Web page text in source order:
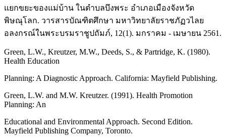
แยกขยะของแม่บ้าน ในตำบลบึงพระ อำเภอเมืองจังหวัด
พิษณุโลก. วารสารบัณฑิตศึกษา มหาวิทยาลัยราชภัฏวไลย
อลงกรณ์ในพระบรมราชูปถัมภ์, 12(1). มกราคม - เมษายน 2561.
Green, L.W., Kreutzer, M.W., Deeds, S., & Partridge, K. (1980).
Health Education
Planning: A Diagnostic Approach. California: Mayfield Publishing.
Green, L.W. and M.W. Kreutzer. (1991). Health Promotion
Planning: An
Educational and Environmental Approach. Second Edition.
Mayfield Publishing Company, Toronto.